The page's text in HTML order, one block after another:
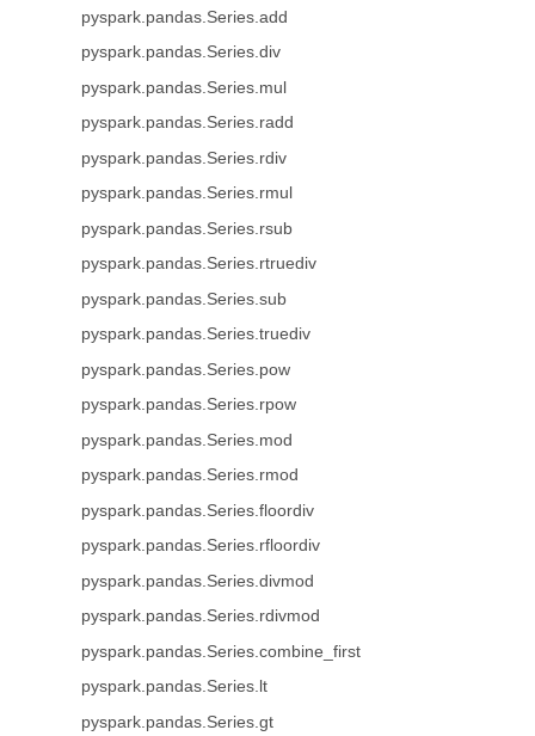
pyspark.pandas.Series.add
pyspark.pandas.Series.div
pyspark.pandas.Series.mul
pyspark.pandas.Series.radd
pyspark.pandas.Series.rdiv
pyspark.pandas.Series.rmul
pyspark.pandas.Series.rsub
pyspark.pandas.Series.rtruediv
pyspark.pandas.Series.sub
pyspark.pandas.Series.truediv
pyspark.pandas.Series.pow
pyspark.pandas.Series.rpow
pyspark.pandas.Series.mod
pyspark.pandas.Series.rmod
pyspark.pandas.Series.floordiv
pyspark.pandas.Series.rfloordiv
pyspark.pandas.Series.divmod
pyspark.pandas.Series.rdivmod
pyspark.pandas.Series.combine_first
pyspark.pandas.Series.lt
pyspark.pandas.Series.gt